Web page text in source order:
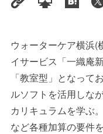
ウォーターケア横浜(
イサービス「一織庵
「教室型」となって
ルソフトを活用しな
カリキュラムを学ぶ
など各種加算の要件